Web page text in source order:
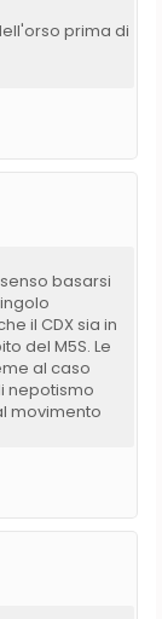
prima di
basarsi
il CDX sia in
del M5S. Le
al caso
nepotismo
movimento